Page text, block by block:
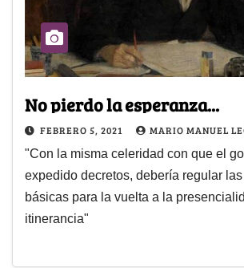
No pierdo la esperanza...
FEBRERO 5, 2021 MARIO MANUEL
"Con la misma celeridad con que el
expedido decretos, debería regular
básicas para la vuelta a la
itinerancia"